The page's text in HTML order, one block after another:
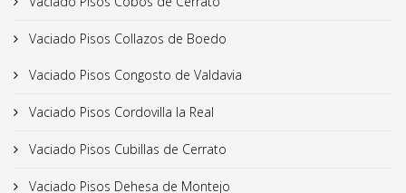
Vaciado Pisos Collazos de Boedo
Vaciado Pisos Congosto de Valdavia
Vaciado Pisos Cordovilla la Real
Vaciado Pisos Cubillas de Cerrato
Vaciado Pisos Dehesa de Montejo